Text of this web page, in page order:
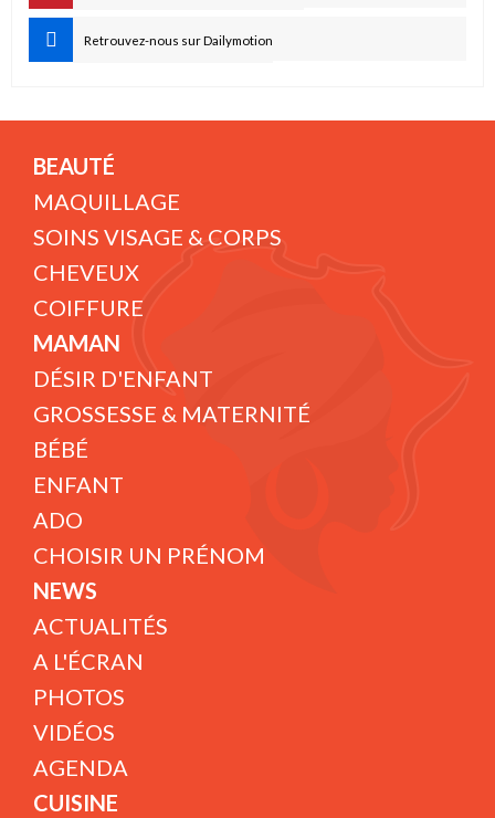
Retrouvez-nous sur Dailymotion
BEAUTÉ
MAQUILLAGE
SOINS VISAGE & CORPS
CHEVEUX
COIFFURE
MAMAN
DÉSIR D'ENFANT
GROSSESSE & MATERNITÉ
BÉBÉ
ENFANT
ADO
CHOISIR UN PRÉNOM
NEWS
ACTUALITÉS
A L'ÉCRAN
PHOTOS
VIDÉOS
AGENDA
CUISINE